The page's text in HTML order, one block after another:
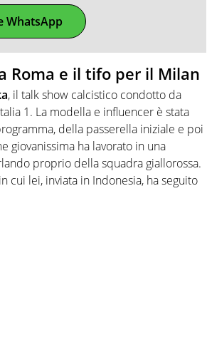
WhatsApp
Roma e il tifo per il Milan
, il talk show calcistico condotto da
1. La modella e influencer è stata
della passerella iniziale e poi
giovanissima ha lavorato in una
proprio della squadra giallorossa.
cui lei, inviata in Indonesia, ha seguito